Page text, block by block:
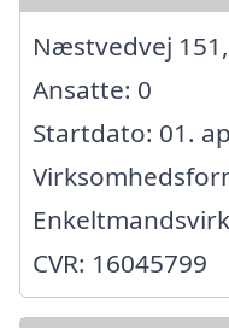
Næstvedvej
Ansatte: 0
Startdato: 01.
CVR: 16045799